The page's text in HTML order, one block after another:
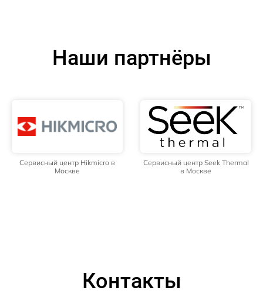
Наши партнёры
Сервисный центр Hikmicro в
Москве
Сервисный центр Seek Thermal
в Москве
Контакты